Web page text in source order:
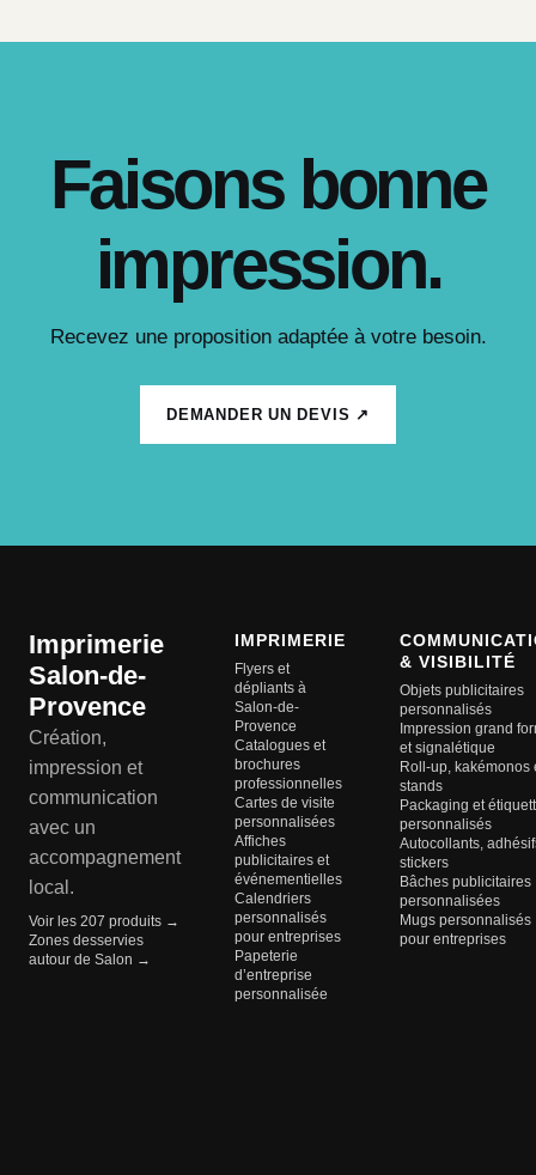
Faisons bonne
impression.
Recevez une proposition adaptée à votre besoin.
DEMANDER UN DEVIS ↗
Imprimerie
Salon-de-
Provence
Création,
impression et
communication
avec un
accompagnement
local.
Voir les 207 produits →
Zones desservies
autour de Salon →
IMPRIMERIE
Flyers et
dépliants à
Salon-de-
Provence
Catalogues et
brochures
professionnelles
Cartes de visite
personnalisées
Affiches
publicitaires et
événementielles
Calendriers
personnalisés
pour entreprises
Papeterie
d’entreprise
personnalisée
& VISIBILITÉ
Objets publicitaires
personnalisés
Impression grand
et signalétique
Roll-up, kakémonos
stands
Packaging et
personnalisés
Autocollants,
stickers
Bâches publicitaires
personnalisées
Mugs personnalisés
pour entreprises